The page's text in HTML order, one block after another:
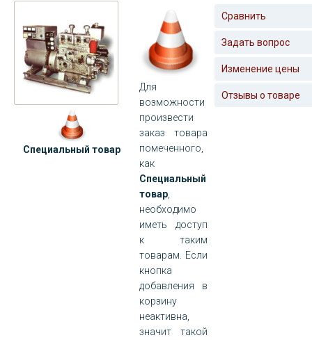
Специальный товар
Для
возможности
произвести
заказ товара
помеченного,
как
Специальный
товар
необходимо
иметь доступ
к таким
товарам. Если
кнопка
добавления в
корзину
неактивна,
значит такой
Сравнить
Задать вопрос
Изменение цены
Отзывы о товаре